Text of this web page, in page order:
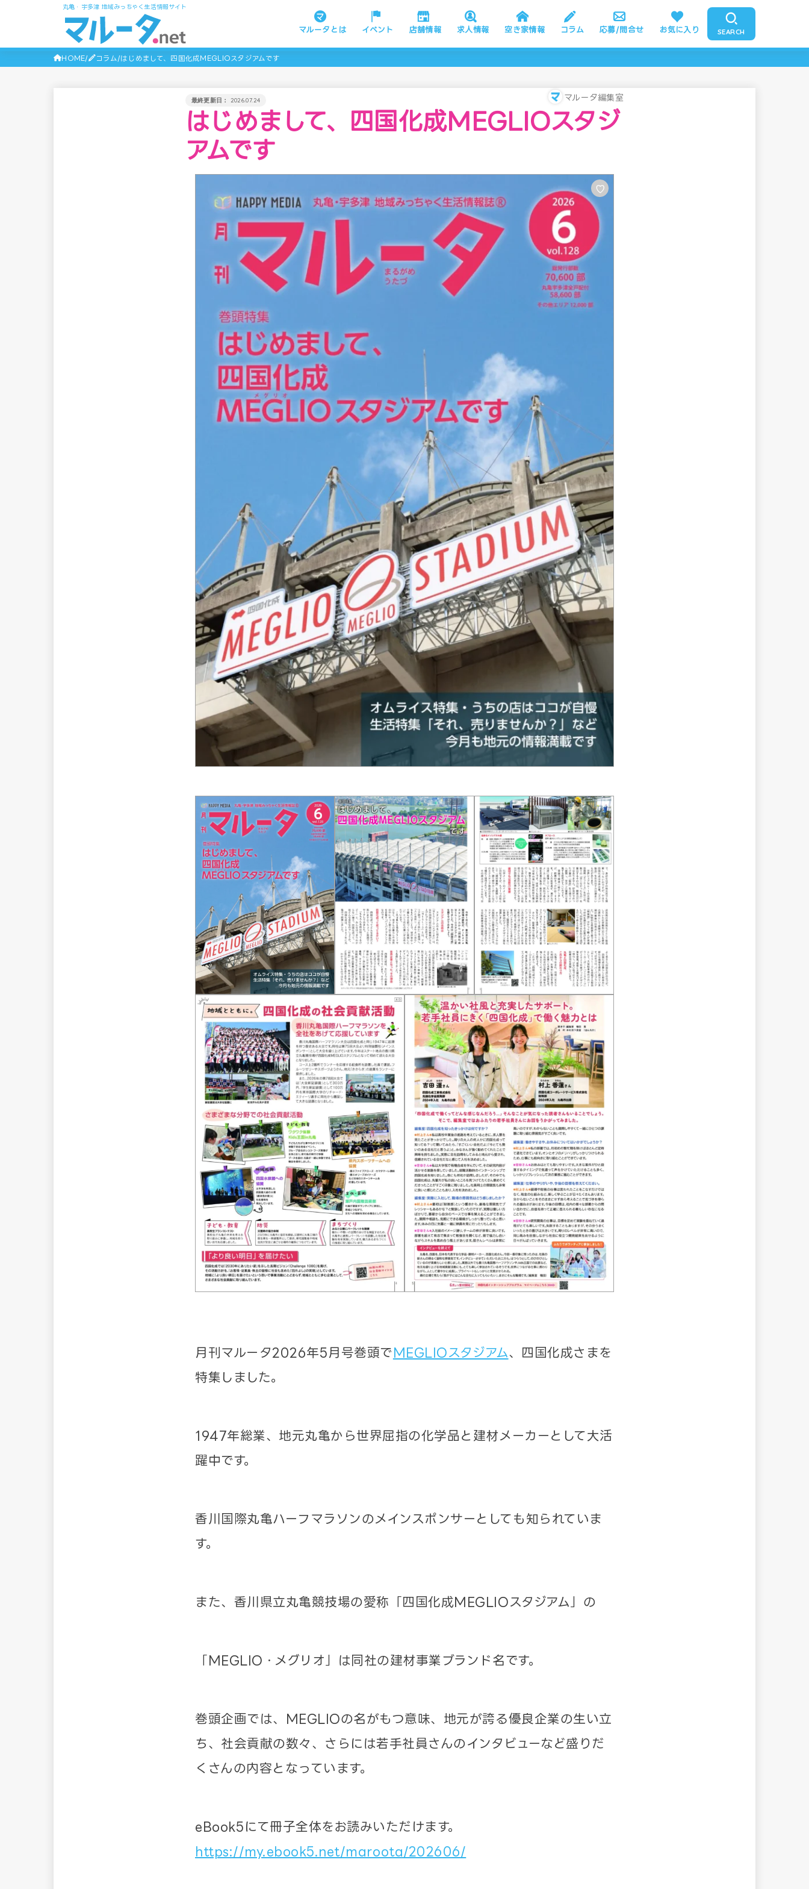
丸亀・宇多津 地域みっちゃく生活情報サイト
マルータとは イベント 店舗情報 求人情報 空き家情報 コラム 応募/問合せ お気に入り SEARCH
HOME コラム はじめまして、四国化成MEGLIOスタジアムです
2026.07.24 マルータ編集室
はじめまして、四国化成MEGLIOスタジ
アムです
♡
月刊マルータ2026年5月号巻頭で MEGLIOスタジアム、四国化成さまを
特集しました。
1947年総業、地元丸亀から世界屈指の化学品と建材メーカーとして大活
躍中です。
香川国際丸亀ハーフマラソンのメインスポンサーとしても知られていま
す。
また、香川県立丸亀競技場の愛称「四国化成MEGLIOスタジアム」の
「MEGLIO・メグリオ」は同社の建材事業ブランド名です。
巻頭企画では、MEGLIOの名がもつ意味、地元が誇る優良企業の生い立
ち、社会貢献の数々、さらには若手社員さんのインタビューなど盛りだ
くさんの内容となっています。
eBook5にて冊子全体をお読みいただけます。
https://my.ebook5.net/maroota/202606/